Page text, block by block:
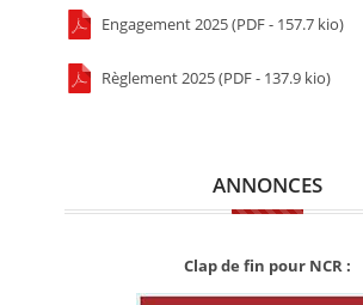
Engagement 2025 (PDF - 157.7 kio)
Règlement 2025 (PDF - 137.9 kio)
ANNONCES
Clap de fin pour NCR :